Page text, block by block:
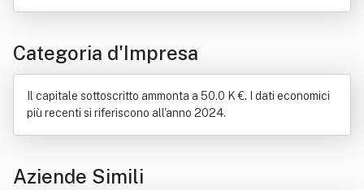
Categoria d'Impresa
Il capitale sottoscritto ammonta a 50.0 K €. I dati economici
più recenti si riferiscono all'anno 2024.
Aziende Simili